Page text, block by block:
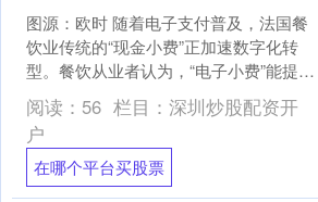
图源：欧时 随着电子支付普及，法国餐
饮业传统的“现金小费”正加速数字化转
型。餐饮从业者认为，“电子小费”能提高
员工收入，而众多消费者对此表示不
满，甚至直言遭遇“....
阅读： 56 栏目： 深圳炒股配资开
户
在哪个平台买股票